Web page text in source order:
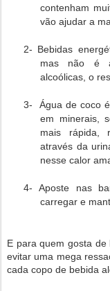
contenham
vão ajudar a
2- Bebidas
mas não é
alcoólicas, o
3- Água de coco
em minerais,
mais rápida,
através da
nesse calor
4- Aposte nas
carregar e
E para quem gosta
evitar uma mega
cada copo de bebida